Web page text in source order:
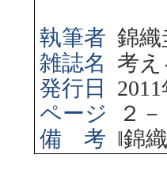
執筆者 錦織
雑誌名 考
発行日
2011
ページ
２
備 考 ‖錦